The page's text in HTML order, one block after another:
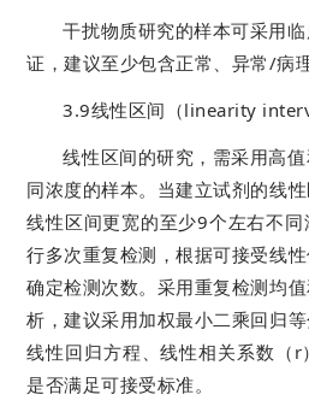
干扰物质研究的样本可采用
证，建议至少包含正常、异常/病
3.9线性区间（linearity
线性区间的研究，需采用高
同浓度的样本。当建立试剂的线
线性区间更宽的至少9个左右不
行多次重复检测，根据可接受线
确定检测次数。采用重复检测均
析，建议采用加权最小二乘回归等
线性回归方程、线性相关系数（
是否满足可接受标准。